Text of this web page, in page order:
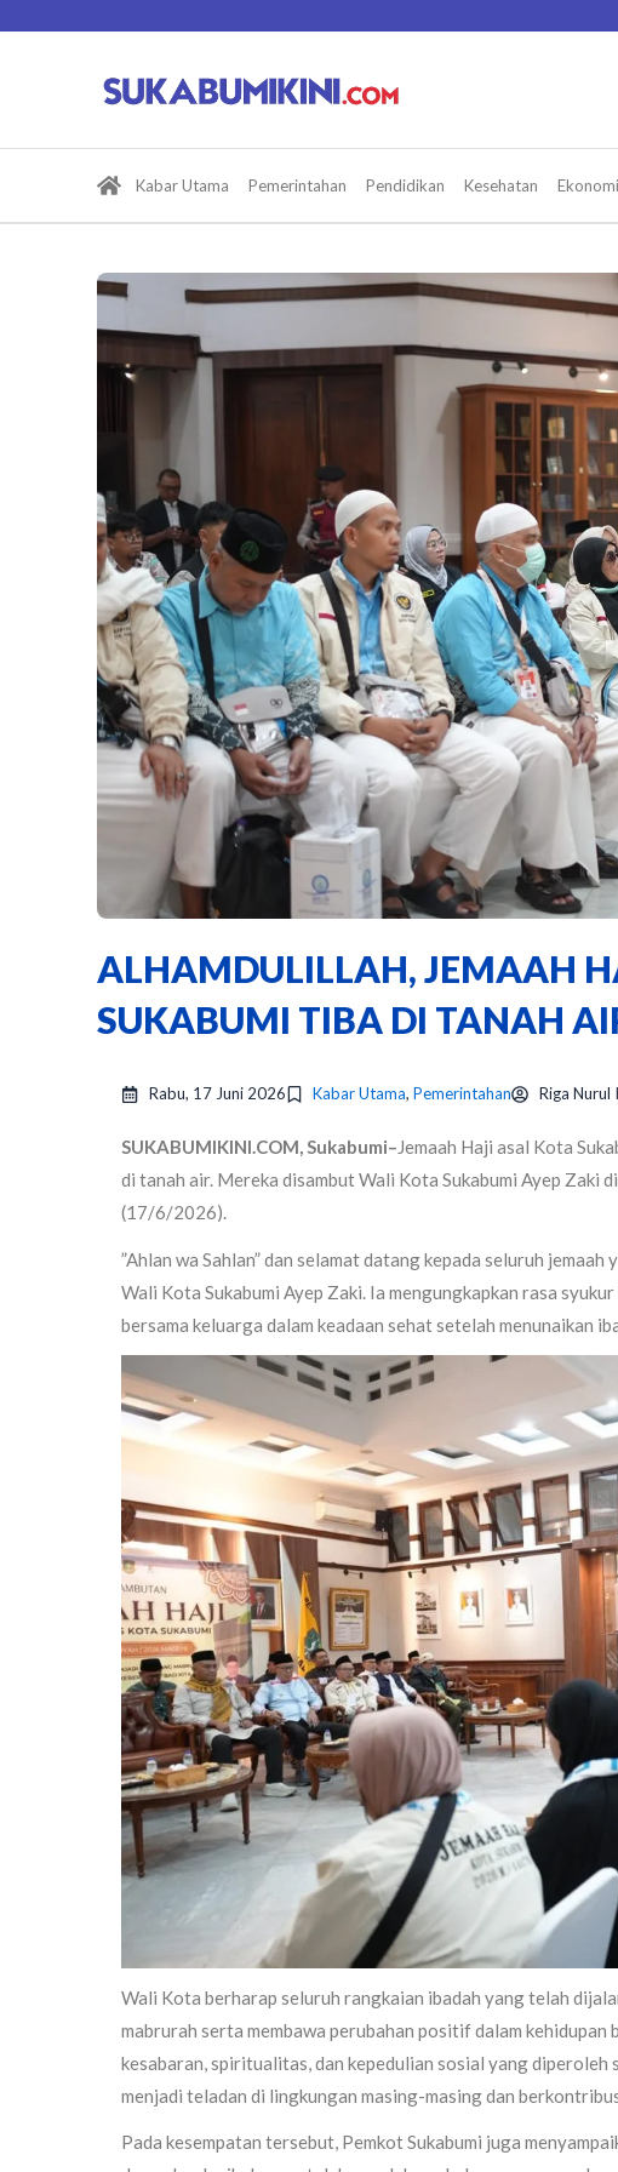
Kabar Utama Pemerintahan Pendidikan Kesehatan
ALHAMDULILLAH, JEMAAH
SUKABUMI TIBA DI TANAH
Rabu, 17 Juni 2026 Kabar Utama, Pemerintahan Riga Nurul
SUKABUMIKINI.COM, Sukabumi–Jemaah Haji asal Kota
di tanah air. Mereka disambut Wali Kota Sukabumi Ayep Zaki
(17/6/2026).
”Ahlan wa Sahlan” dan selamat datang kepada seluruh
Wali Kota Sukabumi Ayep Zaki. Ia mengungkapkan rasa
bersama keluarga dalam keadaan sehat setelah menunaikan
Wali Kota berharap seluruh rangkaian ibadah yang telah
mabrurah serta membawa perubahan positif dalam
kesabaran, spiritualitas, dan kepedulian sosial yang diperoleh
menjadi teladan di lingkungan masing-masing dan
Pada kesempatan tersebut, Pemkot Sukabumi juga